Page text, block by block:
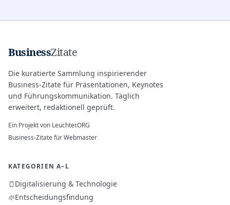
BusinessZitate
Die kuratierte Sammlung inspirierender
Business-Zitate für Präsentationen, Keynotes
und Führungskommunikation. Täglich
erweitert, redaktionell geprüft.
Ein Projekt von Leuchter.ORG
Business-Zitate für Webmaster
KATEGORIEN A–L
Digitalisierung & Technologie
Entscheidungsfindung